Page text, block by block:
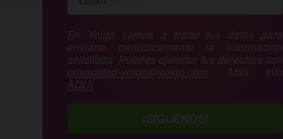
En Yoigo vamos a tratar tus datos para
enviarte periódicamente la información
solicitada. Puedes ejercitar tus derechos con
privacidad-yoigo@yoigo.com . Más Info
AQUÍ
¡SÍGUENOS!